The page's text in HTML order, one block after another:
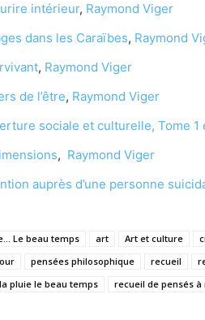
intérieur, Raymond Viger
dans les Caraïbes, Raymond
, Raymond Viger
de l’être, Raymond Viger
sociale et culturelle, Tome 1
, Raymond Viger
auprès d’une personne
Le beau temps art Art et culture
pensées philosophique recueil
pluie le beau temps
recueil de pensés